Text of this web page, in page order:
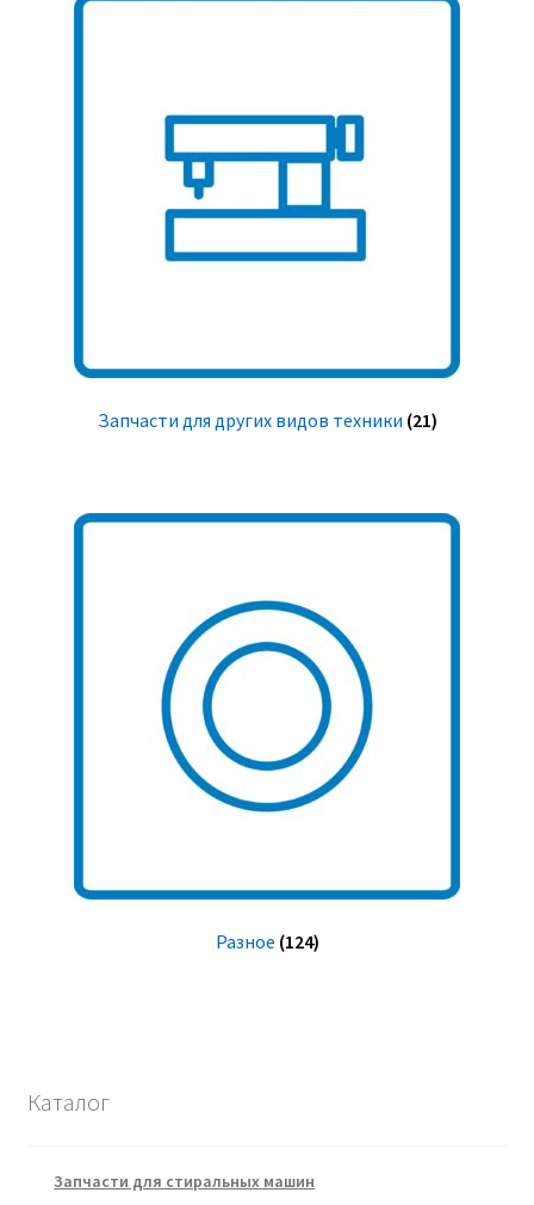
Запчасти для других видов техники (21)
Разное (124)
Каталог
Запчасти для стиральных машин